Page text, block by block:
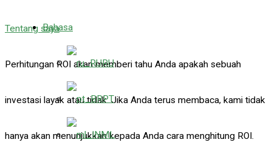
Bahasa
RU
PT
ML
Tentang saya
Perhitungan ROI akan memberi tahu Anda apakah sebuah
investasi layak atau tidak. Jika Anda terus membaca, kami tidak
hanya akan menunjukkan kepada Anda cara menghitung ROI.